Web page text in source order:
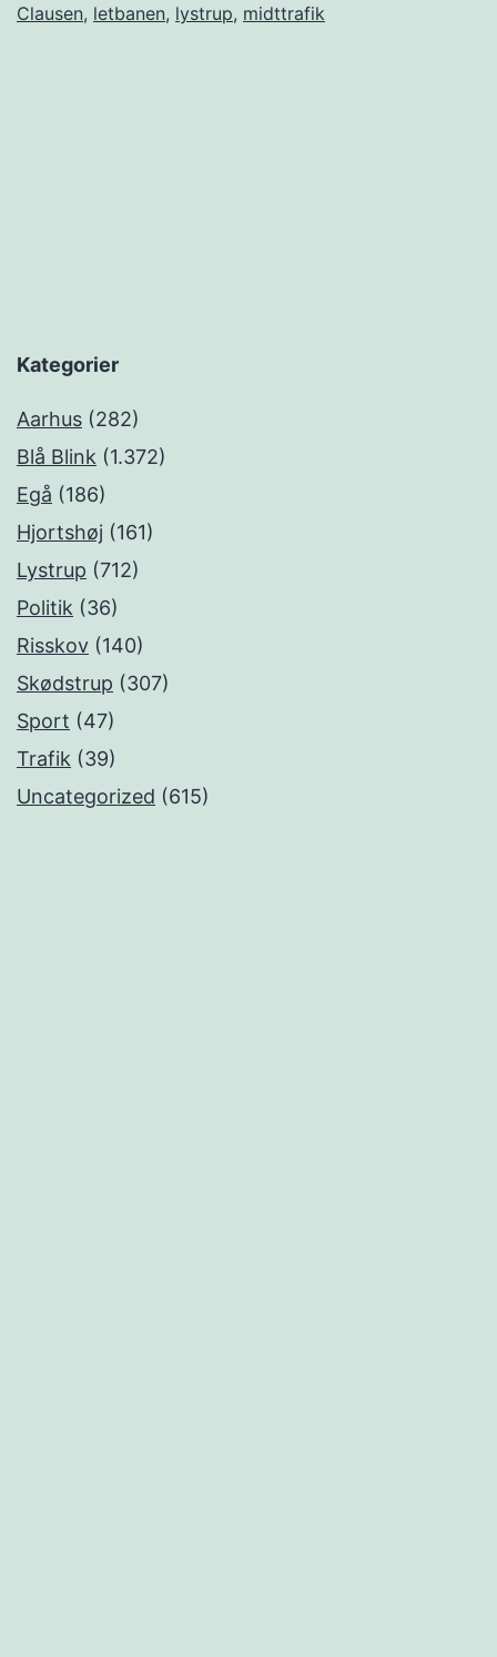
Clausen, letbanen, lystrup, midttrafik
Kategorier
Aarhus (282)
Blå Blink (1.372)
Egå (186)
Hjortshøj (161)
Lystrup (712)
Politik (36)
Risskov (140)
Skødstrup (307)
Sport (47)
Trafik (39)
Uncategorized (615)